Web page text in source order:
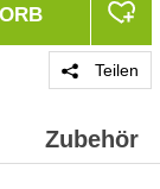
Teilen
Zubehör